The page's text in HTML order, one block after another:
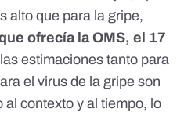
alto que para la gripe,
ofrecía la OMS, el 17
estimaciones tanto para
el virus de la gripe son
contexto y al tiempo, lo